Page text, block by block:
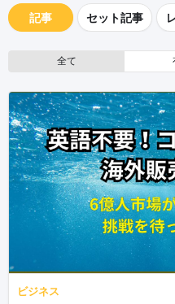
記事 セット記事
全て
ビジネス